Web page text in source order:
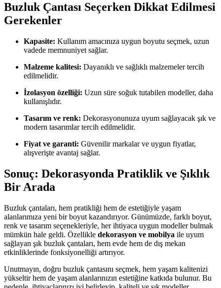
Buzluk Çantası Seçerken Dikkat Edilmesi
Gerekenler
Kapasite: Kullanım amacınıza uygun boyutu seçmek, uzun
vadede memnuniyet sağlar.
Malzeme kalitesi: Dayanıklı ve sağlıklı malzemeler tercih
edilmelidir.
İzolasyon özelliği: Uzun süre soğuk tutabilen modeller, daha
kullanışlıdır.
Tasarım ve renk: Dekorasyonunuza uyum sağlayacak şık ve
modern tasarımlar tercih edilmelidir.
Fiyat ve garanti: Güvenilir markalar ve uygun fiyatlar,
alışverişte avantaj sağlar.
Sonuç: Dekorasyonda Pratiklik ve Şıklık
Bir Arada
Buzluk çantaları, hem pratikliği hem de estetiğiyle yaşam
alanlarımıza yeni bir boyut kazandırıyor. Günümüzde, farklı boyut,
renk ve tasarım seçenekleriyle, her ihtiyaca uygun modeller bulmak
mümkün hale geldi. Özellikle dekorasyon ve mobilya ile uyum
sağlayan şık buzluk çantaları, hem evde hem de dış mekan
etkinliklerinde fonksiyonelliği artırıyor.
Unutmayın, doğru buzluk çantasını seçmek, hem yaşam kalitenizi
yükseltir hem de yaşam alanlarınızın estetiğine katkıda bulunur. Bu